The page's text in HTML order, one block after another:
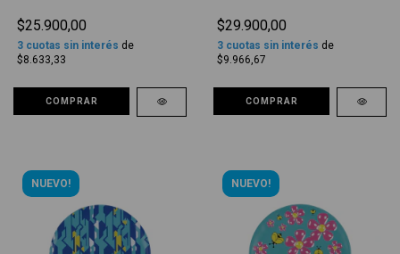
$25.900,00
3 cuotas sin interés de
$8.633,33
COMPRAR
$29.900,00
3 cuotas sin interés de
$9.966,67
COMPRAR
NUEVO! NUEVO!